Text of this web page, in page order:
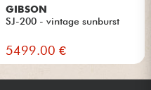
GIBSON
SJ-200 - vintage sunburst
5499.00 €